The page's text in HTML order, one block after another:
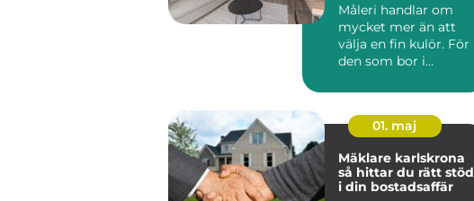
Måleri handlar om
mycket mer än att
välja en fin kulör. För
den som bor i
klimat, hu...
01. maj
Mäklare karlskrona
så hittar du rätt stöd
i din bostadsaffär